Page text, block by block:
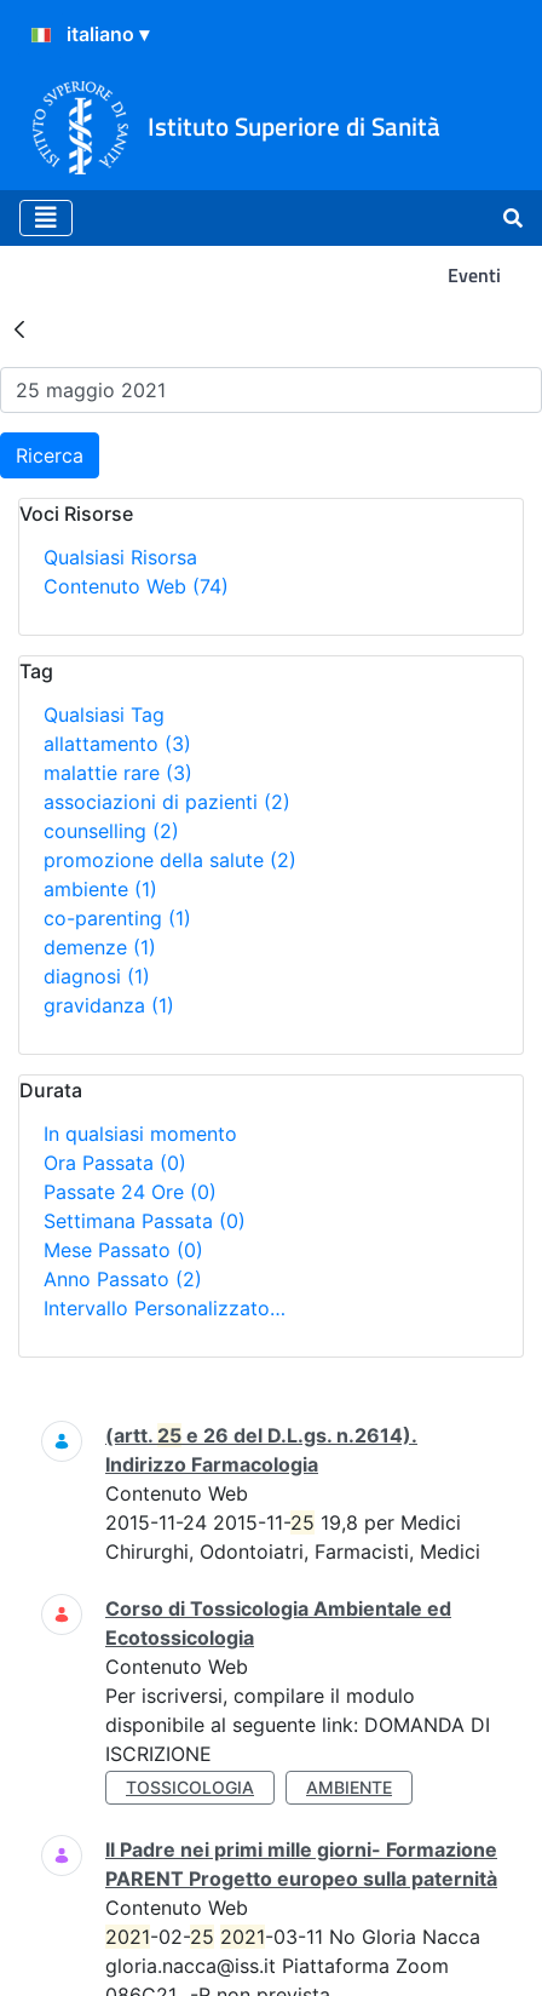
Istituto Superiore di Sanità
Eventi
Risultati della Ricerca -
Ricerca
Voci Risorse
Qualsiasi Risorsa
Contenuto Web (74)
Tag
Qualsiasi Tag
allattamento (3)
malattie rare (3)
associazioni di pazienti (2)
counselling (2)
promozione della salute (2)
ambiente (1)
co-parenting (1)
demenze (1)
diagnosi (1)
gravidanza (1)
Durata
In qualsiasi momento
Ora Passata (0)
Passate 24 Ore (0)
Settimana Passata (0)
Mese Passato (0)
Anno Passato (2)
Intervallo Personalizzato…
Ricerca
(artt. 25 e 26 del D.L.gs. n.2614).
Indirizzo Farmacologia
Contenuto Web
2015-11-24 2015-11-25 19,8 per Medici
Chirurghi, Odontoiatri, Farmacisti, Medici
Corso di Tossicologia Ambientale ed
Ecotossicologia
Contenuto Web
Per iscriversi, compilare il modulo
disponibile al seguente link: DOMANDA DI
ISCRIZIONE
TOSSICOLOGIA AMBIENTE
Il Padre nei primi mille giorni- Formazione
PARENT Progetto europeo sulla paternità
Contenuto Web
2021-02-25 2021-03-11 No Gloria Nacca
gloria.nacca@iss.it Piattaforma Zoom